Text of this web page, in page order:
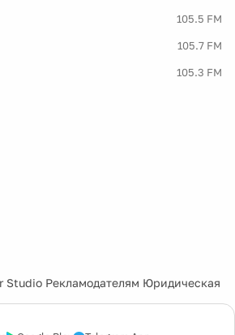
105.5 FM
105.7 FM
105.3 FM
Studio Рекламодателям Юридическая